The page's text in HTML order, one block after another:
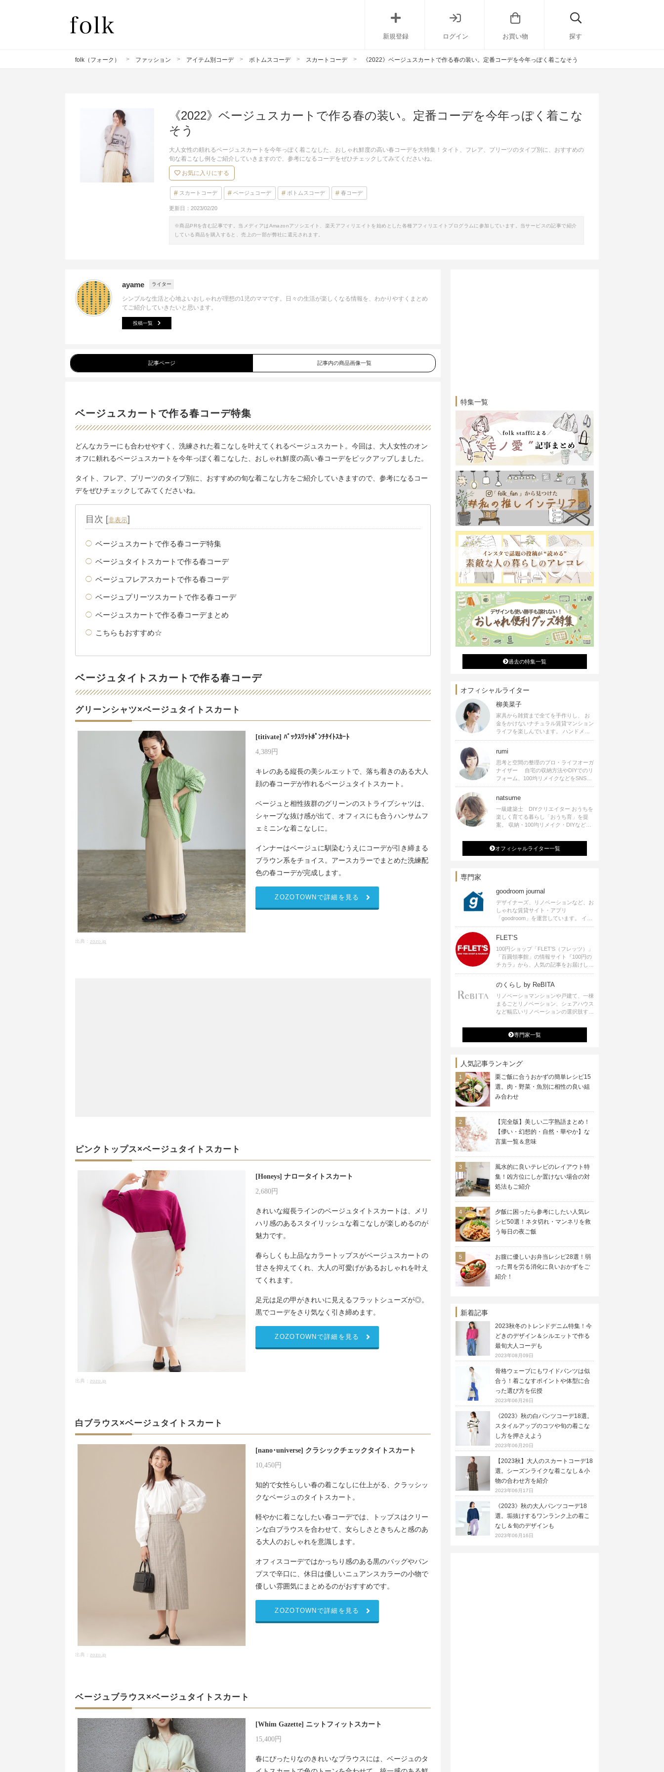
新規登録 ログイン お買い物 探す
folk（フォーク） ファッション アイテム別コーデ ボトムスコーデ スカートコーデ 《2022》ベージュスカートで作る春の装い。定番コーデを今年っぽく着こなそう
《2022》ベージュスカートで作る春の装い。定番コーデを今年っぽく着こな
そう
大人女性の頼れるベージュスカートを今年っぽく着こなした、おしゃれ鮮度の高い春コーデを大特集！タイト、フレア、プリーツのタイプ別に、おすすめの
旬な着こなし例をご紹介していきますので、参考になるコーデをぜひチェックしてみてくださいね。
お気に入りにする
スカートコーデ ベージュコーデ ボトムスコーデ 春コーデ
更新日： 2023/02/20
※商品PRを含む記事です。当メディアはAmazonアソシエイト、楽天アフィリエイトを始めとした各種アフィリエイトプログラムに参加しています。当サービスの記事で紹介
している商品を購入すると、売上の一部が弊社に還元されます。
ayame ライター
シンプルな生活と心地よいおしゃれが理想の1児のママです。日々の生活が楽しくなる情報を、わかりやすくまとめ
てご紹介していきたいと思います。
投稿一覧
記事ページ 記事内の商品画像一覧
ベージュスカートで作る春コーデ特集
どんなカラーにも合わせやすく、洗練された着こなしを叶えてくれるベージュスカート。今回は、大人女性のオン
オフに頼れるベージュスカートを今年っぽく着こなした、おしゃれ鮮度の高い春コーデをピックアップしました。
タイト、フレア、プリーツのタイプ別に、おすすめの旬な着こなし方をご紹介していきますので、参考になるコー
デをぜひチェックしてみてくださいね。
目次 [非表示]
ベージュスカートで作る春コーデ特集
ベージュタイトスカートで作る春コーデ
ベージュフレアスカートで作る春コーデ
ベージュプリーツスカートで作る春コーデ
ベージュスカートで作る春コーデまとめ
こちらもおすすめ☆
ベージュタイトスカートで作る春コーデ
グリーンシャツ×ベージュタイトスカート
出典： zozo.jp
[titivate] ﾊﾞｯｸｽﾘｯﾄﾎﾟﾝﾁﾀｲﾄｽｶｰﾄ
4,389円
キレのある縦長の美シルエットで、落ち着きのある大人
顔の春コーデが作れるベージュタイトスカート。
ベージュと相性抜群のグリーンのストライプシャツは、
シャープな抜け感が出て、オフィスにも合うハンサムフ
ェミニンな着こなしに。
インナーはベージュに馴染むうえにコーデが引き締まる
ブラウン系をチョイス。アースカラーでまとめた洗練配
色の春コーデが完成します。
ZOZOTOWNで詳細を見る
ピンクトップス×ベージュタイトスカート
出典： zozo.jp
[Honeys] ナロータイトスカート
2,680円
きれいな縦長ラインのベージュタイトスカートは、メリ
ハリ感のあるスタイリッシュな着こなしが楽しめるのが
魅力です。
春らしくも上品なカラートップスがベージュスカートの
甘さを抑えてくれ、大人の可愛げがあるおしゃれを叶え
てくれます。
足元は足の甲がきれいに見えるフラットシューズが◎。
黒でコーデをさり気なく引き締めます。
ZOZOTOWNで詳細を見る
白ブラウス×ベージュタイトスカート
出典： zozo.jp
[nano･universe] クラシックチェックタイトスカート
10,450円
知的で女性らしい春の着こなしに仕上がる、クラッシッ
クなベージュのタイトスカート。
軽やかに着こなしたい春コーデでは、トップスはクリー
ンな白ブラウスを合わせて、女らしさときちんと感のあ
る大人のおしゃれを意識します。
オフィスコーデではかっちり感のある黒のバッグやパン
プスで辛口に、休日は優しいニュアンスカラーの小物で
優しい雰囲気にまとめるのがおすすめです。
ZOZOTOWNで詳細を見る
ベージュブラウス×ベージュタイトスカート
[Whim Gazette] ニットフィットスカート
15,400円
春にぴったりなのきれいなブラウスには、ベージュのタ
特集一覧
過去の特集一覧
オフィシャルライター
柳美菜子
家具から雑貨まで全てを手作りし、 お
金をかけないナチュラル賃貸マンション
ライフを楽しんでいます。 ハンドメイ
ド雑貨やインテリアに関する著書も出
ます。
rumi
思考と空間の整理のプロ・ライフオーガ
ナイザー 自宅の収納方法やDIYでのリ
フォーム、100均リメイクなどをSNSで
公開中。 収納やリメイク、インテリア
シピ提供、店舗プロデュース 2016年９
月に宝島社より【Rumiのおうち時間を
楽しむインテリア】を出版しました。
natsume
一級建築士 DIYクリエイター おうちを
楽しく育てる暮らし「おうち育」を提
案。 収納・100均リメイク・DIYなどお
発信中。 著書 なつめさんちの新しい
のになつかしいアンティークな部屋つく
り 雑誌掲載・TV出演・コラム執筆・
オフィシャルライター一覧
専門家
goodroom journal
デザイナーズ、リノベーションなど、お
しゃれな賃貸サイト・アプリ
「goodroom」を運営しています。 イン
テリアや、ひとり暮らし、ふたり暮らし
のアイディアなど、賃貸でも自分らしい
暮らしを楽しむためのヒントをお届けし
ます。
FLET’S
100円ショップ「FLET’S（フレッツ）」
「百圓領事館」の情報サイト『100円の
チカラ』から、人気の記事をお届けしま
す。
のくらし by ReBITA
リノベーショマンションや戸建て、一棟
まるごとリノベーション、シェアハウス
など幅広いリノベーションの選択肢すべ
ジ・シェアスペースなど、「住む」だけ
ではなく「働く」「遊ぶ」「学ぶ」「旅
する」といった領域でも、暮らしや生き
専門家一覧
人気記事ランキング
栗ご飯に合うおかずの簡単レシピ15
選。肉・野菜・魚別に相性の良い組
み合わせ
【完全版】美しい二字熟語まとめ！
【儚い・幻想的・自然・華やか】な
言葉一覧＆意味
風水的に良いテレビのレイアウト特
集！凶方位にしか置けない場合の対
処法もご紹介
夕飯に困ったら参考にしたい人気レ
シピ50選！ネタ切れ・マンネリを救
う毎日の夜ご飯
お腹に優しいお弁当レシピ28選！弱
った胃を労る消化に良いおかずをご
紹介！
新着記事
2023秋冬のトレンドデニム特集！今
どきのデザイン＆シルエットで作る
最旬大人コーデも
2023年08月09日
骨格ウェーブにもワイドパンツは似
合う！着こなすポイントや体型に合
った選び方を伝授
2023年06月26日
《2023》秋の白パンツコーデ18選。
スタイルアップのコツや旬の着こな
し方を押さえよう
2023年06月20日
【2023秋】大人のスカートコーデ18
選。シーズンライクな着こなし＆小
物の合わせ方を紹介
2023年06月17日
《2023》秋の大人パンツコーデ18
選。垢抜けするワンランク上の着こ
なし＆旬のデザインも
2023年06月16日